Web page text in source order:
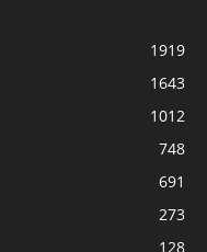
1919
1643
1012
748
691
273
128